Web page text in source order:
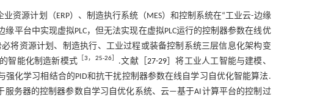
资源计划（ERP）、制造执行系统（MES）和控制系统在“工业云-边缘
平台中实现虚拟PLC，但无法实现在虚拟PLC运行的控制器参数在线优
将资源计划、制造执行、工业过程或装备控制系统三层信息化架构变
智能化制造新模式 ［3， 25-26］ .文献［ 27-29 ］将工业人工智能与建模、
化学习相结合的PID和抗干扰控制器参数在线自学习自优化智能算法.
务器的控制器参数自学习自优化系统、云—基于AI计算平台的控制过